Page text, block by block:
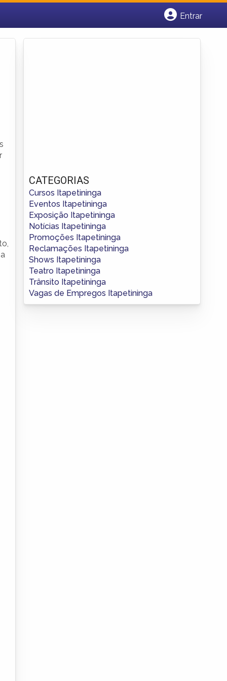
Entrar
CATEGORIAS
Cursos Itapetininga
Eventos Itapetininga
Exposição Itapetininga
Notícias Itapetininga
Promoções Itapetininga
Reclamações Itapetininga
Shows Itapetininga
Teatro Itapetininga
Trânsito Itapetininga
Vagas de Empregos Itapetininga